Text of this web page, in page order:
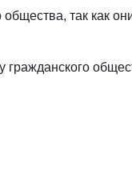
так как
гражданского